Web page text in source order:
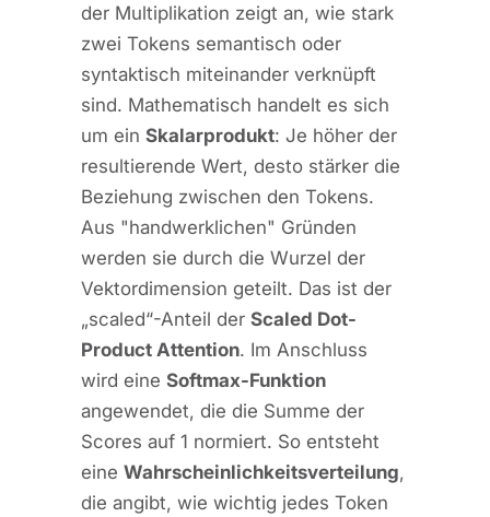
der Multiplikation zeigt an, wie stark
zwei Tokens semantisch oder
syntaktisch miteinander verknüpft
sind. Mathematisch handelt es sich
um ein Skalarprodukt: Je höher der
resultierende Wert, desto stärker die
Beziehung zwischen den Tokens.
Aus "handwerklichen" Gründen
werden sie durch die Wurzel der
Vektordimension geteilt. Das ist der
„scaled“-Anteil der Scaled Dot-
Product Attention. Im Anschluss
wird eine Softmax-Funktion
angewendet, die die Summe der
Scores auf 1 normiert. So entsteht
eine Wahrscheinlichkeitsverteilung,
die angibt, wie wichtig jedes Token